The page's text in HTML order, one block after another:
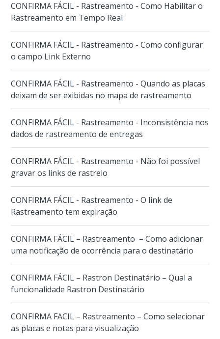
CONFIRMA FÁCIL - Rastreamento - Como Habilitar o
Rastreamento em Tempo Real
CONFIRMA FÁCIL - Rastreamento - Como configurar
o campo Link Externo
CONFIRMA FÁCIL - Rastreamento - Quando as placas
deixam de ser exibidas no mapa de rastreamento
CONFIRMA FÁCIL - Rastreamento - Inconsistência nos
dados de rastreamento de entregas
CONFIRMA FÁCIL - Rastreamento - Não foi possível
gravar os links de rastreio
CONFIRMA FÁCIL - Rastreamento - O link de
Rastreamento tem expiração
CONFIRMA FÁCIL – Rastreamento – Como adicionar
uma notificação de ocorrência para o destinatário
CONFIRMA FÁCIL – Rastron Destinatário – Qual a
funcionalidade Rastron Destinatário
CONFIRMA FACIL – Rastreamento – Como selecionar
as placas e notas para visualização